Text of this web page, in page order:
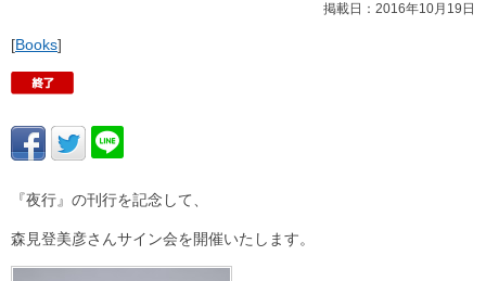
掲載日：2016年10月19日
[Books]
『夜行』の刊行を記念して、
森見登美彦さんサイン会を開催いたします。